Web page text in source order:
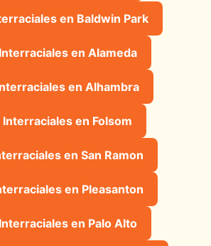
en Baldwin Park
en Alameda
en Alhambra
Interraciales en Folsom
en San Ramon
en Pleasanton
en Palo Alto